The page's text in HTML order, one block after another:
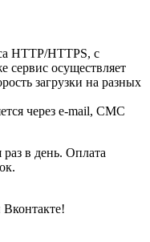
HTTP/HTTPS, с
осуществляет
загрузки на разных
через e-mail, СМС
раз в день. Оплата
Вконтакте!